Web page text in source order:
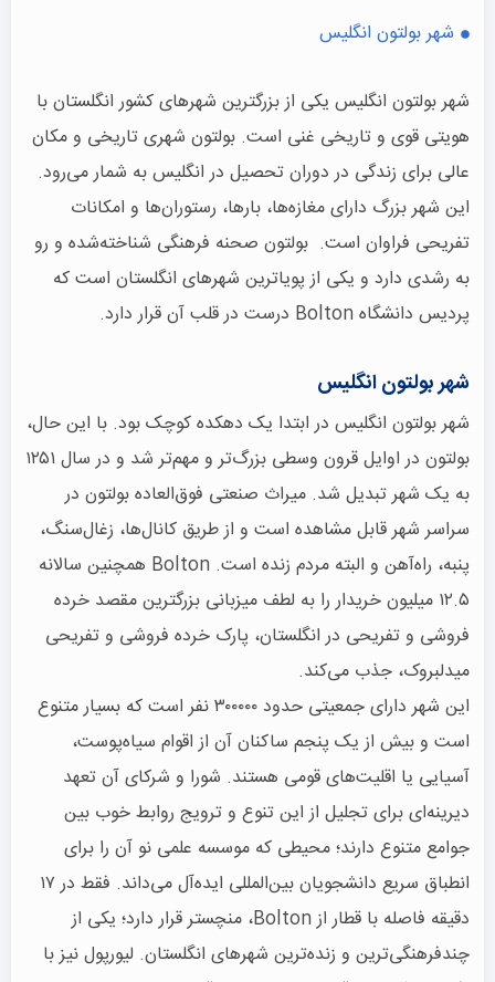
شهر بولتون انگلیس
شهر بولتون انگلیس یکی از بزرگترین شهرهای کشور انگلستان با
هویتی قوی و تاریخی غنی است. بولتون شهری تاریخی و مکان
عالی برای زندگی در دوران تحصیل در انگلیس به شمار می‌رود.
این شهر بزرگ دارای مغازه‌ها، بارها، رستوران‌ها و امکانات
تفریحی فراوان است. بولتون صحنه فرهنگی شناخته‌شده و رو
به رشدی دارد و یکی از پویاترین شهرهای انگلستان است که
پردیس دانشگاه Bolton درست در قلب آن قرار دارد.
شهر بولتون انگلیس
شهر بولتون انگلیس در ابتدا یک دهکده کوچک بود. با این حال،
بولتون در اوایل قرون وسطی بزرگ‌تر و مهم‌تر شد و در سال ۱۲۵۱
به یک شهر تبدیل شد. میراث صنعتی فوق‌العاده بولتون در
سراسر شهر قابل مشاهده است و از طریق کانال‌ها، زغال‌سنگ،
پنبه، راه‌آهن و البته مردم زنده است. Bolton همچنین سالانه
۱۲.۵ میلیون خریدار را به لطف میزبانی بزرگترین مقصد خرده
فروشی و تفریحی در انگلستان، پارک خرده فروشی و تفریحی
میدلبروک، جذب می‌کند.
این شهر دارای جمعیتی حدود ۳۰۰۰۰۰ نفر است که بسیار متنوع
است و بیش از یک پنجم ساکنان آن از اقوام سیاه‌پوست،
آسیایی یا اقلیت‌های قومی هستند. شورا و شرکای آن تعهد
دیرینه‌ای برای تجلیل از این تنوع و ترویج روابط خوب بین
جوامع متنوع دارند؛ محیطی که موسسه علمی نو آن را برای
انطباق سریع دانشجویان بین‌المللی ایده‌آل می‌داند. فقط در ۱۷
دقیقه فاصله با قطار از Bolton، منچستر قرار دارد؛ یکی از
چندفرهنگی‌ترین و زنده‌ترین شهرهای انگلستان. لیورپول نیز با